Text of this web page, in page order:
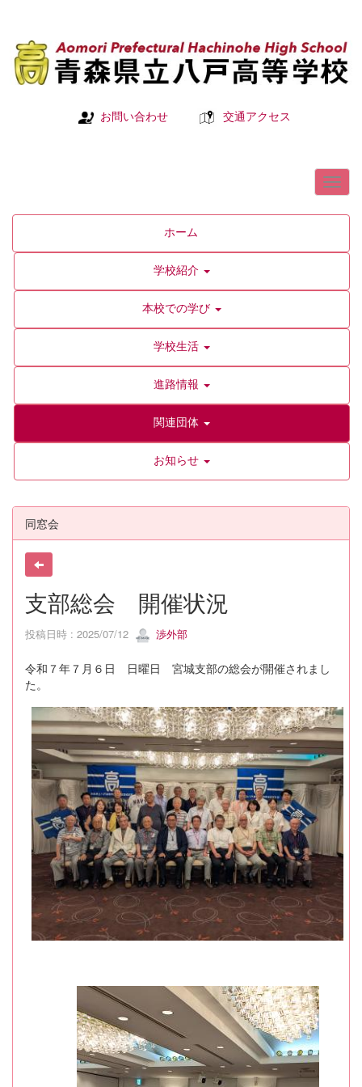
お問い合わせ 交通アクセス
ホーム
学校紹介
本校での学び
学校生活
進路情報
関連団体
お知らせ
同窓会
支部総会 開催状況
投稿日時 : 2025/07/12 渉外部
令和７年７月６日 日曜日 宮城支部の総会が開催されまし
た。